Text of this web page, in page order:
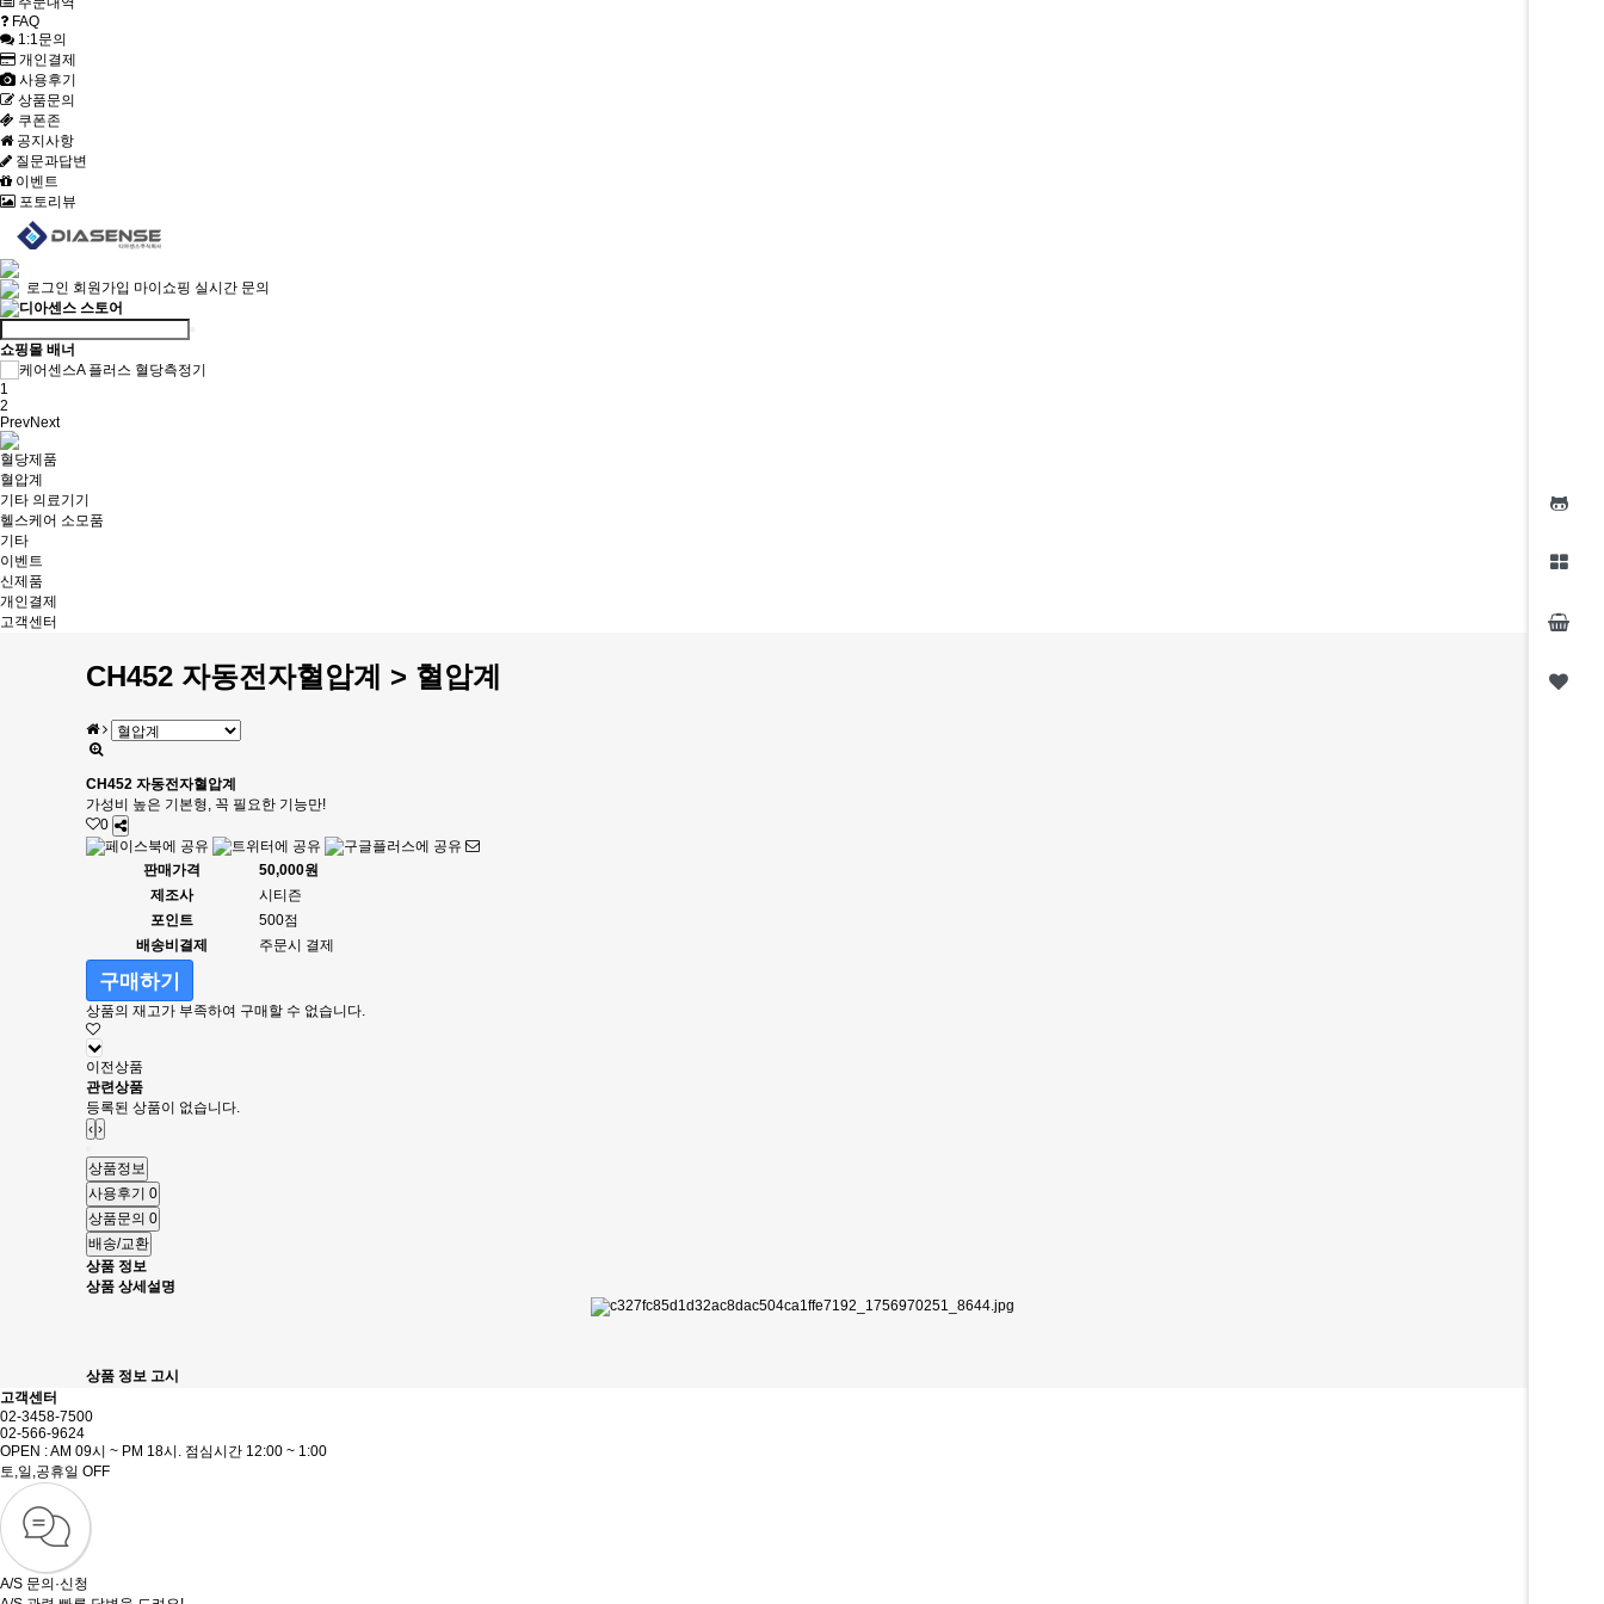
FAQ
1:1문의
개인결제
사용후기
상품문의
쿠폰존
공지사항
질문과답변
이벤트
포토리뷰
로그인 회원가입 마이쇼핑 실시간 문의
쇼핑몰 배너
1
2
PrevNext
혈당제품
혈압계
기타 의료기기
헬스케어 소모품
기타
이벤트
신제품
개인결제
고객센터
CH452 자동전자혈압계 > 혈압계
CH452 자동전자혈압계
가성비 높은 기본형, 꼭 필요한 기능만!
0
판매가격
50,000원
제조사
시티즌
포인트
500점
배송비결제
주문시 결제
구매하기
상품의 재고가 부족하여 구매할 수 없습니다.
이전상품
관련상품
등록된 상품이 없습니다.
‹ ›
상품정보
사용후기 0
상품문의 0
배송/교환
상품 정보
상품 상세설명
상품 정보 고시
고객센터
02-3458-7500
02-566-9624
OPEN : AM 09시 ~ PM 18시. 점심시간 12:00 ~ 1:00
토,일,공휴일 OFF
A/S 문의·신청